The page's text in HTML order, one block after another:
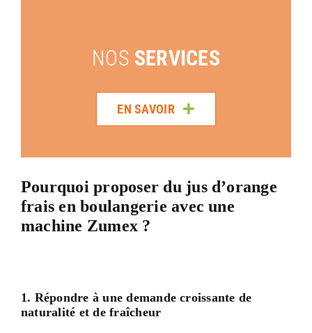
NOS SERVICES
EN SAVOIR
Pourquoi proposer du jus d’orange
frais en boulangerie avec une
machine Zumex ?
1. Répondre à une demande croissante de
naturalité et de fraîcheur